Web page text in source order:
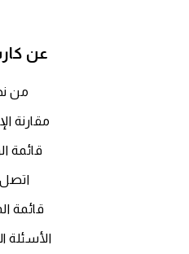
عن
من
مقارنة
قائمة
اتصل
قائمة
الأسئلة